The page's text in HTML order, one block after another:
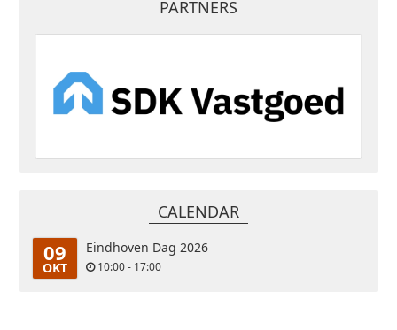
PARTNERS
CALENDAR
09
OKT
Eindhoven Dag 2026
10:00 - 17:00